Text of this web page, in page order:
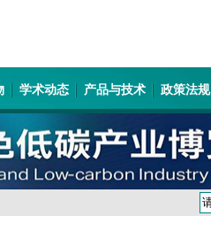
学术动态 产品与技术 政策法规